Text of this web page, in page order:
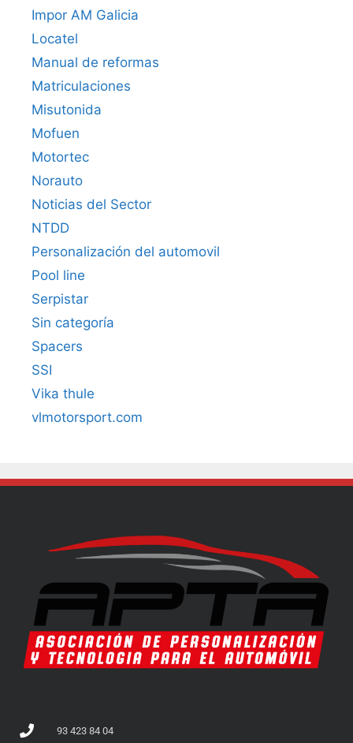
Impor AM Galicia
Locatel
Manual de reformas
Matriculaciones
Misutonida
Mofuen
Motortec
Norauto
Noticias del Sector
NTDD
Personalización del automovil
Pool line
Serpistar
Sin categoría
Spacers
SSI
Vika thule
vlmotorsport.com
93 423 84 04